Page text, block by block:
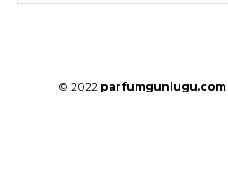
© 2022 parfumgunlugu.com